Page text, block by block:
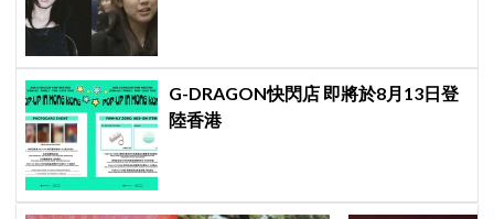
G-DRAGON快閃店 即將於8月13日登
陸香港